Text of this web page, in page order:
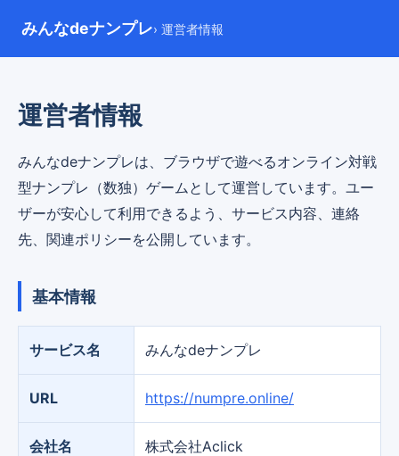
みんなdeナンプレ› 運営者情報
運営者情報
みんなdeナンプレは、ブラウザで遊べるオンライン対戦
型ナンプレ（数独）ゲームとして運営しています。ユー
ザーが安心して利用できるよう、サービス内容、連絡
先、関連ポリシーを公開しています。
基本情報
サービス名 みんなdeナンプレ
URL https://numpre.online/
会社名 株式会社Aclick